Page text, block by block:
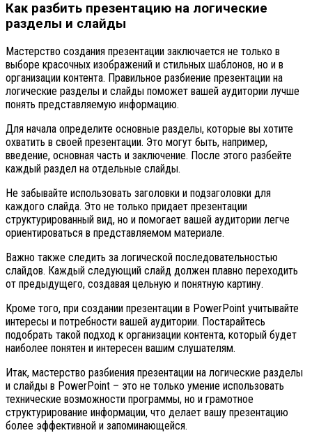
Как разбить презентацию на логические
разделы и слайды
Мастерство создания презентации заключается не только в
выборе красочных изображений и стильных шаблонов, но и в
организации контента. Правильное разбиение презентации на
логические разделы и слайды поможет вашей аудитории лучше
понять представляемую информацию.
Для начала определите основные разделы, которые вы хотите
охватить в своей презентации. Это могут быть, например,
введение, основная часть и заключение. После этого разбейте
каждый раздел на отдельные слайды.
Не забывайте использовать заголовки и подзаголовки для
каждого слайда. Это не только придает презентации
структурированный вид, но и помогает вашей аудитории легче
ориентироваться в представляемом материале.
Важно также следить за логической последовательностью
слайдов. Каждый следующий слайд должен плавно переходить
от предыдущего, создавая цельную и понятную картину.
Кроме того, при создании презентации в PowerPoint учитывайте
интересы и потребности вашей аудитории. Постарайтесь
подобрать такой подход к организации контента, который будет
наиболее понятен и интересен вашим слушателям.
Итак, мастерство разбиения презентации на логические разделы
и слайды в PowerPoint – это не только умение использовать
технические возможности программы, но и грамотное
структурирование информации, что делает вашу презентацию
более эффективной и запоминающейся.